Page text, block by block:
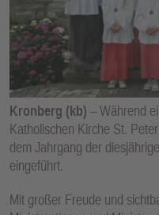
Kronberg (kb) – Während
Katholischen Kirche St.
dem Jahrgang der
eingeführt.
Mit großer Freude und
E
N